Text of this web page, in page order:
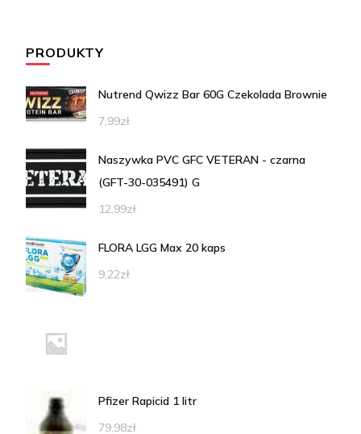
PRODUKTY
Nutrend Qwizz Bar 60G Czekolada Brownie
7,99zł
Naszywka PVC GFC VETERAN - czarna
(GFT-30-035491) G
12,99zł
FLORA LGG Max 20 kaps
9,22zł
Pfizer Rapicid 1 litr
79,98zł